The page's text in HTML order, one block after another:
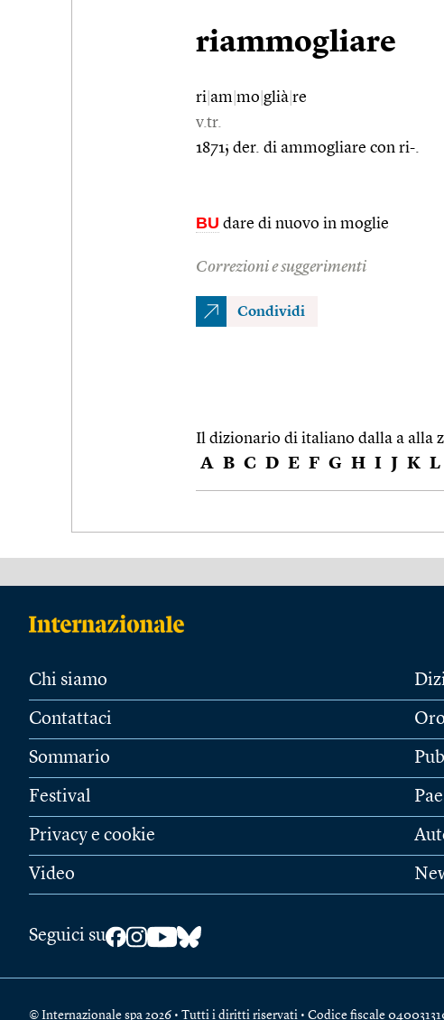
riammogliare
ri am mo glià re
v.tr.
1871; der. di ammogliare con ri-.
BU dare di nuovo in moglie
Correzioni e suggerimenti
Condividi
Il dizionario di italiano dalla a alla z
A B C D E F G H I J K L
Chi siamo
Contattaci
Sommario
Festival
Privacy e cookie
Video
Seguici su
© Internazionale spa 2026 • Tutti i diritti riservati • Codice fiscale